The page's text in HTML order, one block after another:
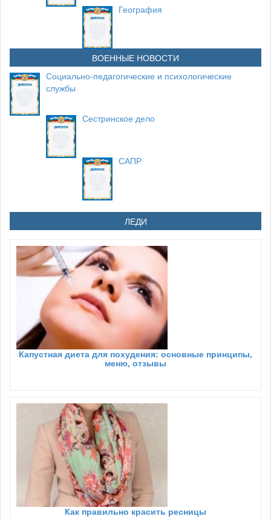
География
ВОЕННЫЕ НОВОСТИ
Социально-педагогические и психологические
службы
Сестринское дело
САПР
ЛЕДИ
Капустная диета для похудения: основные принципы,
меню, отзывы
Как правильно красить ресницы